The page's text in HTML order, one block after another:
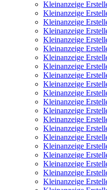
Kleinanzeige
Kleinanzeige
Kleinanzeige
Kleinanzeige
Kleinanzeige
Kleinanzeige
Kleinanzeige
Kleinanzeige
Kleinanzeige
Kleinanzeige
Kleinanzeige
Kleinanzeige
Kleinanzeige
Kleinanzeige
Kleinanzeige
Kleinanzeige
Kleinanzeige
Kleinanzeige
Kleinanzeige
Kleinanzeige
Kleinanzeige